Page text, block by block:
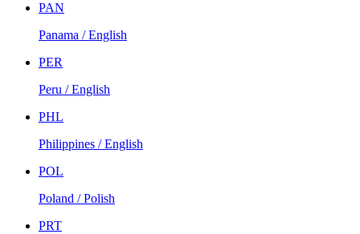
PAN
Panama / English
PER
Peru / English
PHL
Philippines / English
POL
Poland / Polish
PRT